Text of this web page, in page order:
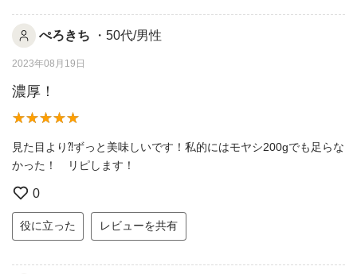
ぺろきち ・50代/男性
2023年08月19日
濃厚！
見た目より⁈ずっと美味しいです！私的にはモヤシ200gでも足らな
かった！ リピします！
0
役に立った レビューを共有